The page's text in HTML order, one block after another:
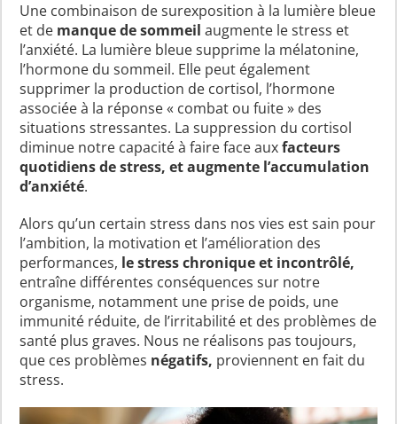
Une combinaison de surexposition à la lumière bleue
et de manque de sommeil augmente le stress et
l’anxiété. La lumière bleue supprime la mélatonine,
l’hormone du sommeil. Elle peut également
supprimer la production de cortisol, l’hormone
associée à la réponse « combat ou fuite » des
situations stressantes. La suppression du cortisol
diminue notre capacité à faire face auxfacteurs
quotidiens de stress, et augmente l’accumulation
d’anxiété.
Alors qu’un certain stress dans nos vies est sain pour
l’ambition, la motivation et l’amélioration des
performances, le stress chronique et incontrôlé,
entraîne différentes conséquences sur notre
organisme, notamment une prise de poids, une
immunité réduite, de l’irritabilité et des problèmes de
santé plus graves. Nous ne réalisons pas toujours,
que ces problèmes négatifs, proviennent en fait du
stress.